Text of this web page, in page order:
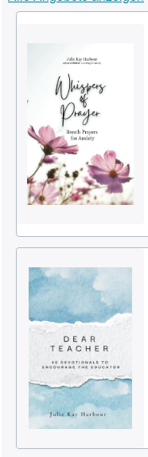
Kunst & Sammlerstücke
Verkäufer werden